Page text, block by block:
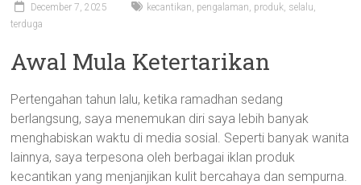
bucket
flowers
sayang,
Gifts
bucket
bunga
December 7, 2025 kecantikan pengalaman produk selalu
terduga
Awal Mula Ketertarikan
Pertengahan tahun lalu, ketika ramadhan sedang
berlangsung, saya menemukan diri saya lebih banyak
menghabiskan waktu di media sosial. Seperti banyak wanita
lainnya, saya terpesona oleh berbagai iklan produk
kecantikan yang menjanjikan kulit bercahaya dan sempurna.